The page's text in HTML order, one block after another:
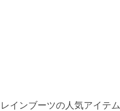
レインブーツの人気アイテム